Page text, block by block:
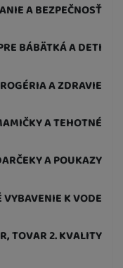
A BEZPEČNOSŤ
BÁBÄTKÁ A DETI
A ZDRAVIE
A TEHOTNÉ
A POUKAZY
VYBAVENIE K VODE
TOVAR 2. KVALITY